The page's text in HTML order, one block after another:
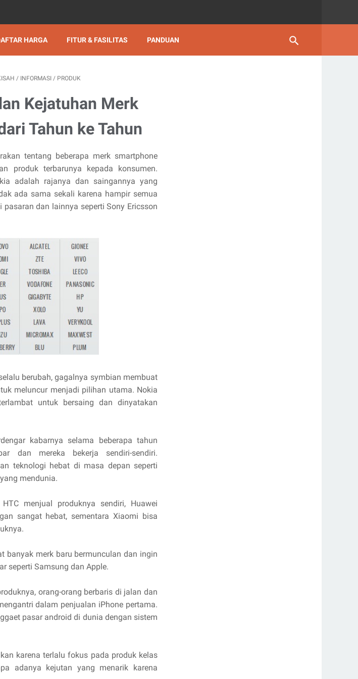
HARGA FITUR & FASILITAS PANDUAN
/ INFORMASI / PRODUK
Kejatuhan Merk
Tahun ke Tahun
tentang beberapa merk smartphone
produk terbarunya kepada konsumen.
adalah rajanya dan saingannya yang
ada sama sekali karena hampir semua
dan lainnya seperti Sony Ericsson
berubah, gagalnya symbian membuat
meluncur menjadi pilihan utama. Nokia
untuk bersaing dan dinyatakan
kabarnya selama beberapa tahun
dan mereka bekerja sendiri-sendiri.
teknologi hebat di masa depan seperti
mendunia.
menjual produknya sendiri, Huawei
sangat hebat, sementara Xiaomi bisa
banyak merk baru bermunculan dan ingin
seperti Samsung dan Apple.
orang-orang berbaris di jalan dan
dalam penjualan iPhone pertama.
pasar android di dunia dengan sistem
karena terlalu fokus pada produk kelas
adanya kejutan yang menarik karena